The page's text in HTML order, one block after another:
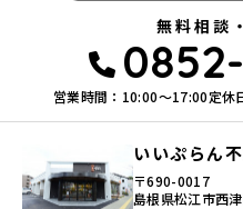
無料相談
営業時間：10:00〜17:00定休
いいぷらん
〒690-0017
島根県松江市西